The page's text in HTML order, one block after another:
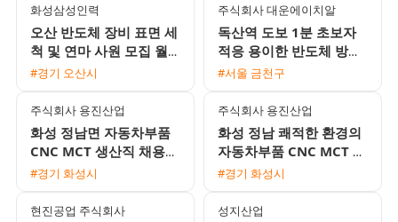
화성삼성인력
오산 반도체 장비 표면 세
척 및 연마 사원 모집 월
360만 원에서 400만 원
#경기 오산시
주식회사 대운에이치알
독산역 도보 1분 초보자
적응 용이한 반도체 방열
판 육안검사 사원 채용
#서울 금천구
주식회사 용진산업
화성 정남면 자동차부품
CNC MCT 생산직 채용
(월 400만원 이상 / 기숙
#경기 화성시
주식회사 용진산업
화성 정남 쾌적한 환경의
자동차부품 CNC MCT 생
산직 채용
#경기 화성시
현진공업 주식회사 성지산업